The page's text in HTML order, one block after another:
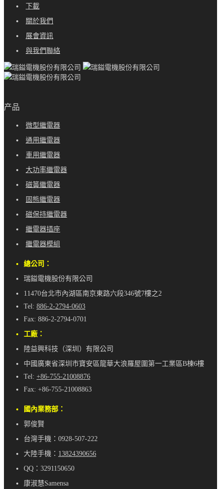
下載
關於我們
展會資訊
與我們聯絡
产品
微型繼電器
通用繼電器
車用繼電器
大功率繼電器
磁簧繼電器
固態繼電器
磁保持繼電器
繼電器插座
繼電器模組
總公司：
瑞鎰電機股份有限公司
11470台北市內湖區南京東路六段346號7樓之2
Tel: 886-2-2794-0603
Fax: 886-2-2794-0701
工廠：
陸益興科技（深圳）有限公司
中國廣東省深圳市寶安區龍華大浪羅屋圍第一工業區B棟6樓
Tel: +86-755-21008876
Fax: +86-755-21008863
國內業務部：
郭俊賢
台灣手機：0928-507-222
大陸手機： 13824390656
QQ：3291150650
康淑慧Samensa